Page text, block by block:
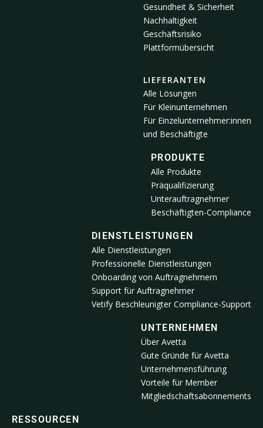
Gesundheit & Sicherheit
Nachhaltigkeit
Geschäftsrisiko
Plattformübersicht
LIEFERANTEN
Alle Lösungen
Für Kleinunternehmen
Für Einzelunternehmer:innen
und Beschäftigte
PRODUKTE
Alle Produkte
Präqualifizierung
Unterauftragnehmer
Beschäftigten-Compliance
DIENSTLEISTUNGEN
Alle Dienstleistungen
Professionelle Dienstleistungen
Onboarding von Auftragnehmern
Support für Auftragnehmer
Vetify Beschleunigter Compliance-Support
UNTERNEHMEN
Über Avetta
Gute Gründe für Avetta
Unternehmensführung
Vorteile für Member
Mitgliedschaftsabonnements
RESSOURCEN